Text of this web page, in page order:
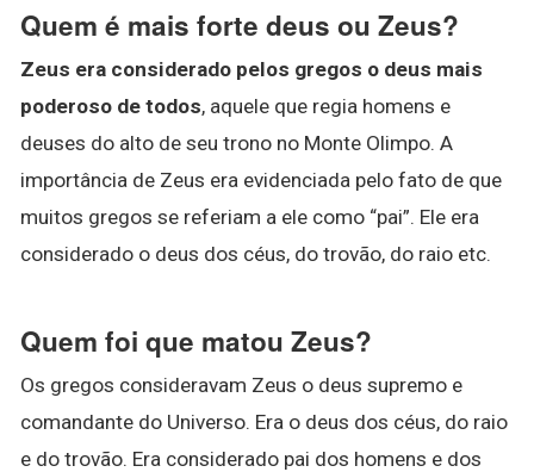
Quem é mais forte deus ou Zeus?
Zeus era considerado pelos gregos o deus mais
poderoso de todos, aquele que regia homens e
deuses do alto de seu trono no Monte Olimpo. A
importância de Zeus era evidenciada pelo fato de que
muitos gregos se referiam a ele como “pai”. Ele era
considerado o deus dos céus, do trovão, do raio etc.
Quem foi que matou Zeus?
Os gregos consideravam Zeus o deus supremo e
comandante do Universo. Era o deus dos céus, do raio
e do trovão. Era considerado pai dos homens e dos